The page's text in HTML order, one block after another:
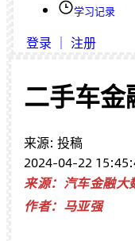
学习记录
登录 ｜ 注册
二手车金
来源: 投稿
2024-04-22
来源：汽车金融大
作者：马亚强